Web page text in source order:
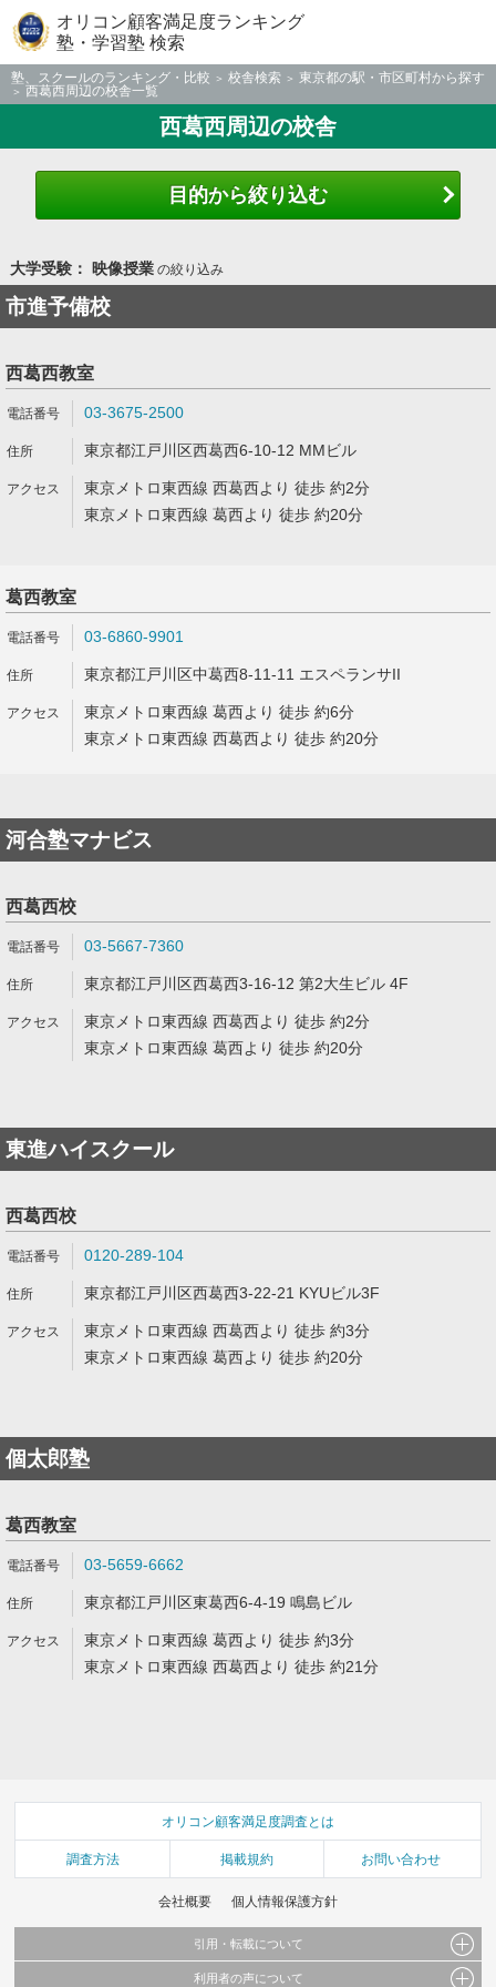
オリコン顧客満足度ランキング
塾・学習塾 検索
塾、スクールのランキング・比較 校舎検索
東京都の駅・市区町村から探す
西葛西周辺の校舎一覧
西葛西周辺の校舎
目的から絞り込む
大学受験： 映像授業の絞り込み
市進予備校
西葛西教室
03-3675-2500
東京都江戸川区西葛西6-10-12 MMビル
東京メトロ東西線 西葛西より 徒歩 約2分
東京メトロ東西線 葛西より 徒歩 約20分
葛西教室
03-6860-9901
東京都江戸川区中葛西8-11-11 エスペランサII
東京メトロ東西線 葛西より 徒歩 約6分
東京メトロ東西線 西葛西より 徒歩 約20分
河合塾マナビス
西葛西校
03-5667-7360
東京都江戸川区西葛西3-16-12 第2大生ビル 4F
東京メトロ東西線 西葛西より 徒歩 約2分
東京メトロ東西線 葛西より 徒歩 約20分
東進ハイスクール
西葛西校
0120-289-104
東京都江戸川区西葛西3-22-21 KYUビル3F
東京メトロ東西線 西葛西より 徒歩 約3分
東京メトロ東西線 葛西より 徒歩 約20分
個太郎塾
葛西教室
03-5659-6662
東京都江戸川区東葛西6-4-19 鳴島ビル
東京メトロ東西線 葛西より 徒歩 約3分
東京メトロ東西線 西葛西より 徒歩 約21分
オリコン顧客満足度調査とは
調査方法 掲載規約 お問い合わせ
会社概要 個人情報保護方針
引用・転載について
当サイトで公開されている情報（文字、写真、イラスト、画像データ等）及びこれらの配
利用者の声について